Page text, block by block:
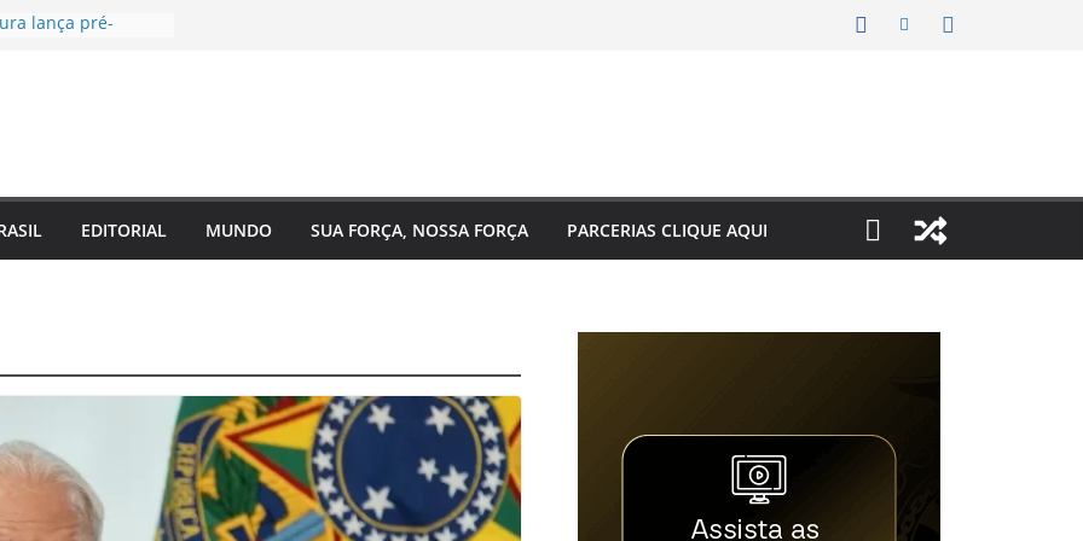
lança pré-
EUA e Bélgica
2 do Plano
e reforça
o
do estado
reforma urgente
ônibus e
para
Manaus
EDITORIAL MUNDO SUA FORÇA, NOSSA FORÇA PARCERIAS CLIQUE AQUI